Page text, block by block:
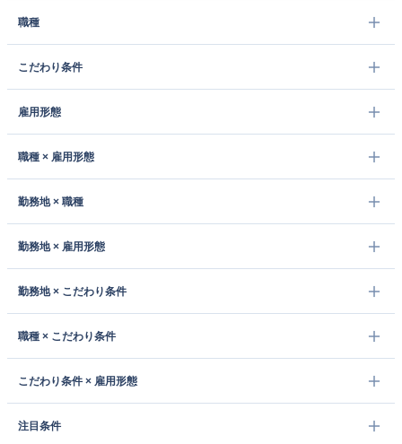
職種
こだわり条件
雇用形態
職種 × 雇用形態
勤務地 × 職種
勤務地 × 雇用形態
勤務地 × こだわり条件
職種 × こだわり条件
こだわり条件 × 雇用形態
注目条件